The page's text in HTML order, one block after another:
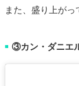
また、盛り上がっ
■ ③カン・ダニエ